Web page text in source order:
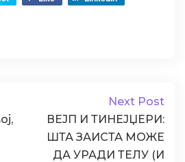
Next Post
ВЕЈП И ТИНЕЈЏЕРИ:
ШТА ЗАИСТА МОЖЕ
ДА УРАДИ ТЕЛУ (И